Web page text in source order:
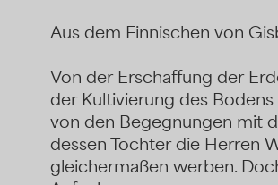
Aus dem Finnischen von
Von der Erschaffung der
der Kultivierung des
von den Begegnungen mit
dessen Tochter die Herren
gleichermaßen werben.